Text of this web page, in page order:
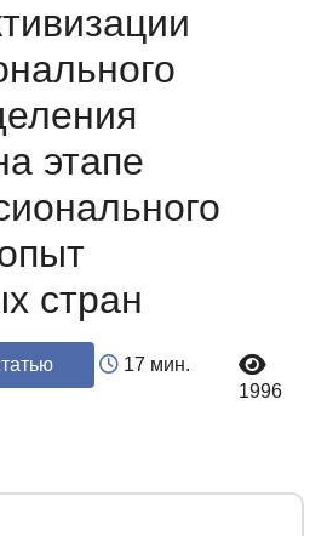
этапе
стран
17 мин.
1996